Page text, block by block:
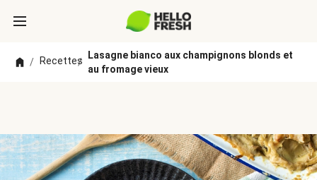
/ Recettes
/
Lasagne bianco aux champignons blonds et
au fromage vieux